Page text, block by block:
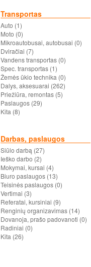
Transportas
Auto (1)
Moto (0)
Mikroautobusai, autobusai (0)
Dviračiai (7)
Vandens transportas (0)
Spec. transportas (1)
Žemės ūkio technika (0)
Dalys, aksesuarai (262)
Priežiūra, remontas (5)
Paslaugos (29)
Kita (8)
Darbas, paslaugos
Siūlo darbą (27)
Ieško darbo (2)
Mokymai, kursai (4)
Biuro paslaugos (13)
Teisinės paslaugos (0)
Vertimai (3)
Referatai, kursiniai (9)
Renginių organizavimas (14)
Dovanoja, prašo padovanoti (0)
Radiniai (0)
Kita (26)